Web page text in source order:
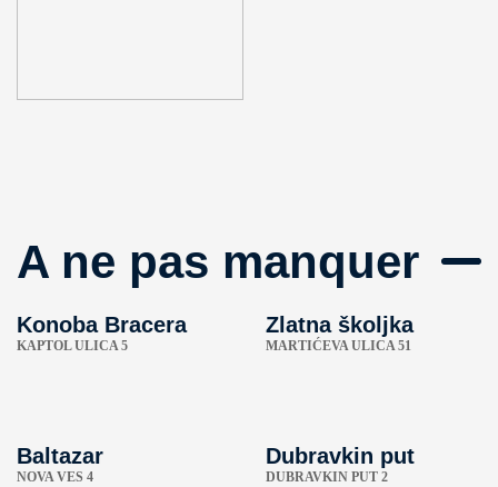
A ne pas manquer
Konoba Bracera
KAPTOL ULICA 5
Zlatna školjka
MARTIĆEVA ULICA 51
Baltazar
NOVA VES 4
Dubravkin put
DUBRAVKIN PUT 2